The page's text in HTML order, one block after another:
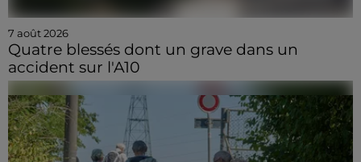
7 août 2026
Quatre blessés dont un grave dans un
accident sur l'A10